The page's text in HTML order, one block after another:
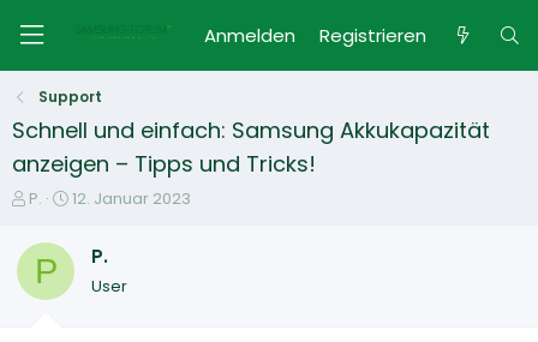
Anmelden Registrieren
Support
Schnell und einfach: Samsung Akkukapazität
anzeigen – Tipps und Tricks!
E
s
e
P.
E
t
12. Januar 2023
P P.
User